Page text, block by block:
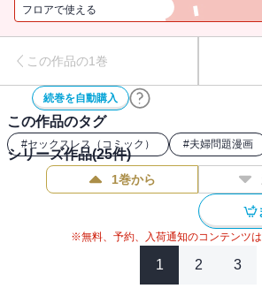
を承諾する。これで夫婦間の営み事情も解消
フロアで使える
この作品の1巻
続巻を自動購入
この作品のタグ
#セックスレス（コミック） #夫婦問題漫画
シリーズ作品(25件)
1巻から
※無料、予約、入荷通知のコンテンツは
1 2 3